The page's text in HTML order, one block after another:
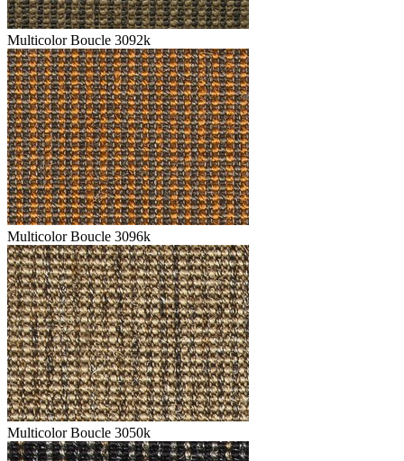
Multicolor Boucle 3092k
Multicolor Boucle 3096k
Multicolor Boucle 3050k